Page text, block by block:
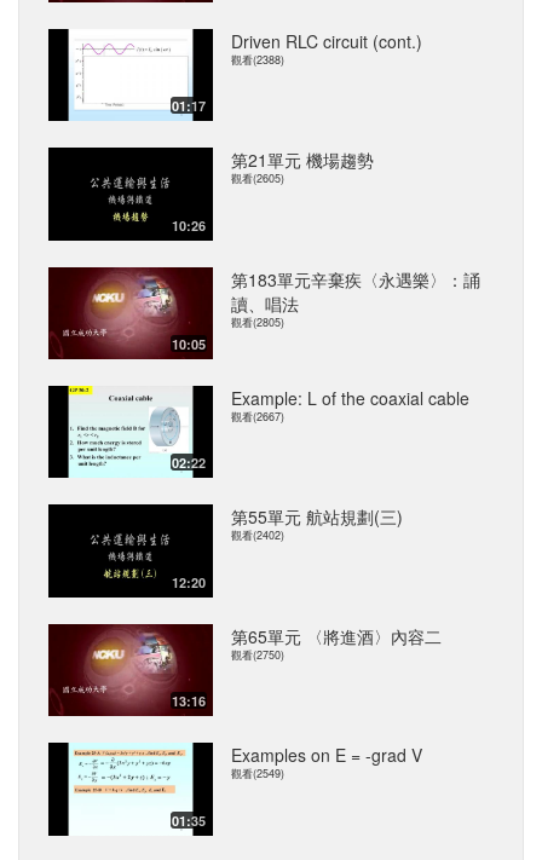
01:17
Driven RLC circuit (cont.)
觀看(2388)
10:26
第21單元 機場趨勢
觀看(2605)
10:05
第183單元辛棄疾〈永遇樂〉：誦
讀、唱法
觀看(2805)
02:22
Example: L of the coaxial cable
觀看(2667)
12:20
第55單元 航站規劃(三)
觀看(2402)
13:16
第65單元 〈將進酒〉內容二
觀看(2750)
01:35
Examples on E = -grad V
觀看(2549)